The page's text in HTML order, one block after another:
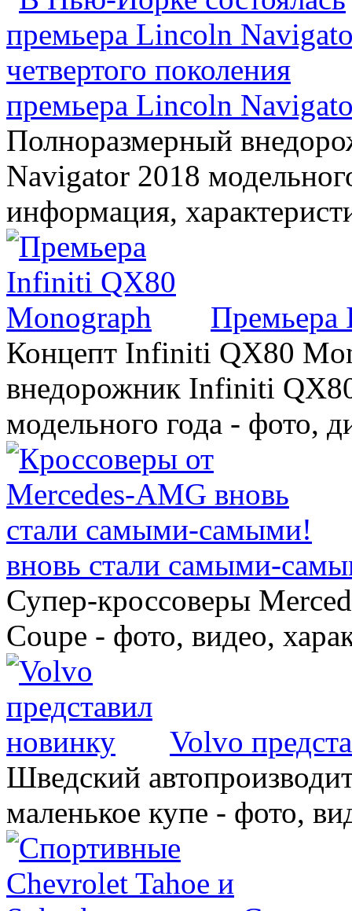
премьера Lincoln
Полноразмерный
Navigator 2018
информация,
Премьера
Концепт Infiniti QX80
внедорожник Infiniti
модельного года - фото,
вновь стали самыми-
Супер-кроссоверы
Coupe - фото, видео,
Volvo
Шведский
маленькое купе - фото,